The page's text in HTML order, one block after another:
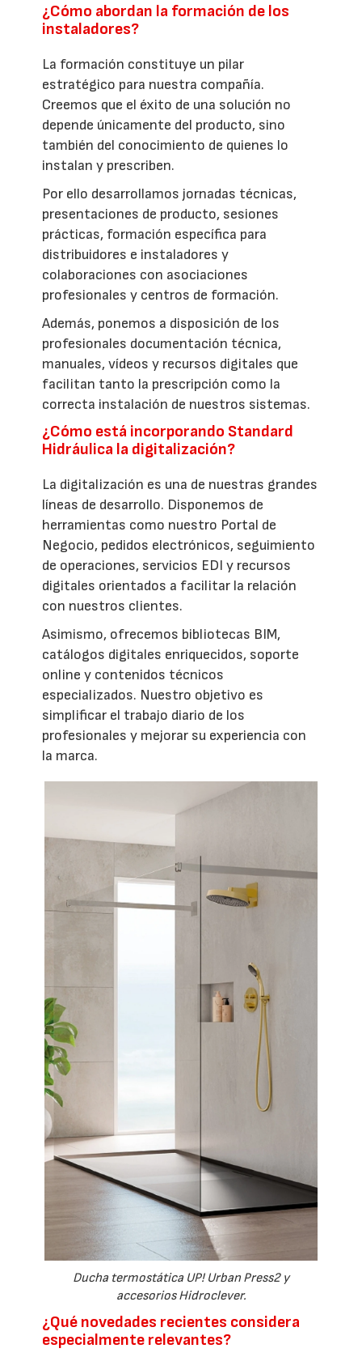
¿Cómo abordan la formación de los
instaladores?
La formación constituye un pilar
estratégico para nuestra compañía.
Creemos que el éxito de una solución no
depende únicamente del producto, sino
también del conocimiento de quienes lo
instalan y prescriben.
Por ello desarrollamos jornadas técnicas,
presentaciones de producto, sesiones
prácticas, formación específica para
distribuidores e instaladores y
colaboraciones con asociaciones
profesionales y centros de formación.
Además, ponemos a disposición de los
profesionales documentación técnica,
manuales, vídeos y recursos digitales que
facilitan tanto la prescripción como la
correcta instalación de nuestros sistemas.
¿Cómo está incorporando Standard
Hidráulica la digitalización?
La digitalización es una de nuestras grandes
líneas de desarrollo. Disponemos de
herramientas como nuestro Portal de
Negocio, pedidos electrónicos, seguimiento
de operaciones, servicios EDI y recursos
digitales orientados a facilitar la relación
con nuestros clientes.
Asimismo, ofrecemos bibliotecas BIM,
catálogos digitales enriquecidos, soporte
online y contenidos técnicos
especializados. Nuestro objetivo es
simplificar el trabajo diario de los
profesionales y mejorar su experiencia con
la marca.
Ducha termostática UP! Urban Press2 y
accesorios Hidroclever.
¿Qué novedades recientes considera
especialmente relevantes?